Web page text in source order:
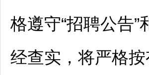
格遵守“招聘公告”
经查实，将严格